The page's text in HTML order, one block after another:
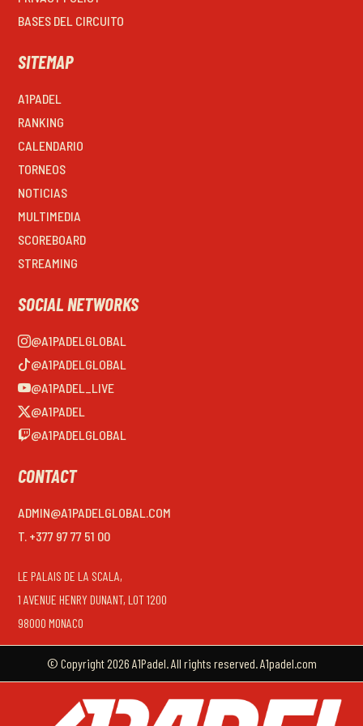
BASES DEL CIRCUITO
SITEMAP
A1PADEL
RANKING
CALENDARIO
TORNEOS
NOTICIAS
MULTIMEDIA
SCOREBOARD
STREAMING
SOCIAL NETWORKS
@A1PADELGLOBAL
@A1PADELGLOBAL
@A1PADEL_LIVE
@A1PADEL
@A1PADELGLOBAL
CONTACT
ADMIN@A1PADELGLOBAL.COM
T. +377 97 77 51 00
LE PALAIS DE LA SCALA,
1 AVENUE HENRY DUNANT, LOT 1200
98000 MONACO
© Copyright 2026 A1Padel. All rights reserved. A1padel.com